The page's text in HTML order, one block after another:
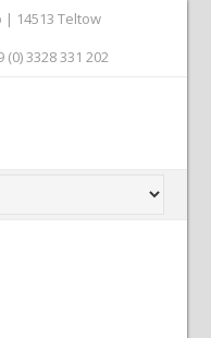
| 14513 Teltow
(0) 3328 331 202